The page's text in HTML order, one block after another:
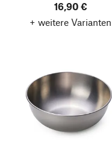
16,90 €
+ weitere Varianten